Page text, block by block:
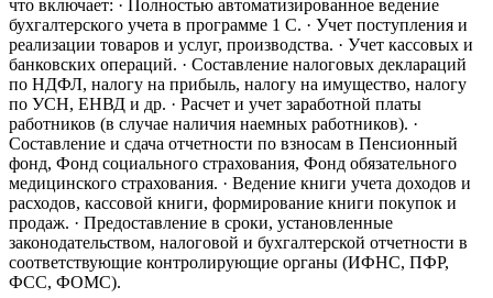
что включает: · Полностью автоматизированное ведение
бухгалтерского учета в программе 1 С. · Учет поступления и
реализации товаров и услуг, производства. · Учет кассовых и
банковских операций. · Составление налоговых деклараций
по НДФЛ, налогу на прибыль, налогу на имущество, налогу
по УСН, ЕНВД и др. · Расчет и учет заработной платы
работников (в случае наличия наемных работников). ·
Составление и сдача отчетности по взносам в Пенсионный
фонд, Фонд социального страхования, Фонд обязательного
медицинского страхования. · Ведение книги учета доходов и
расходов, кассовой книги, формирование книги покупок и
продаж. · Предоставление в сроки, установленные
законодательством, налоговой и бухгалтерской отчетности в
соответствующие контролирующие органы (ИФНС, ПФР,
ФСС, ФОМС).